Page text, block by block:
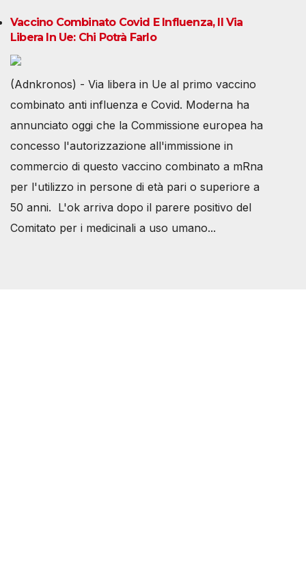
Vaccino Combinato Covid E Influenza, Il Via
Libera In Ue: Chi Potrà Farlo
(Adnkronos) - Via libera in Ue al primo vaccino
combinato anti influenza e Covid. Moderna ha
annunciato oggi che la Commissione europea ha
concesso l'autorizzazione all'immissione in
commercio di questo vaccino combinato a mRna
per l'utilizzo in persone di età pari o superiore a
50 anni. L'ok arriva dopo il parere positivo del
Comitato per i medicinali a uso umano...